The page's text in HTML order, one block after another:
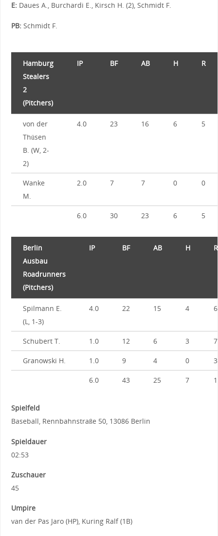
E:Daues A., Burchardi E., Kirsch H. (2), Schmidt F.
PB:Schmidt F.
Hamburg
Stealers
2
(Pitchers)
IP BF AB H R
von der
Thüsen
B. (W, 2-
2)
4.0 23 16 6 5
Wanke
M.
2.0 7 7 0 0
6.0 30 23 6 5
Berlin
Ausbau
Roadrunners
(Pitchers)
IP BF AB H R
Spilmann E.
(L, 1-3)
4.0 22 15 4 6
Schubert T. 1.0 12 6 3 7
Granowski H. 1.0 9 4 0 3
6.0 43 25 7
Spielfeld
Baseball, Rennbahnstraße 50, 13086 Berlin
Spieldauer
02:53
Zuschauer
45
Umpire
van der Pas Jaro (HP), Kuring Ralf (1B)